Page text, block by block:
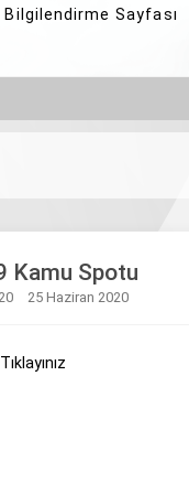
Kamu Spotu
25 Haziran 2020